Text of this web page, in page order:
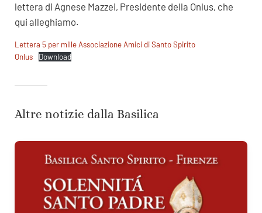
lettera di Agnese Mazzei, Presidente della Onlus, che
qui alleghiamo.
Lettera 5 per mille Associazione Amici di Santo Spirito
Onlus
Download
Altre notizie dalla Basilica